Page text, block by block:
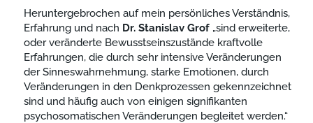
Heruntergebrochen auf mein persönliches Verständnis,
Erfahrung und nach Dr. Stanislav Grof„sind erweiterte,
oder veränderte Bewusstseinszustände kraftvolle
Erfahrungen, die durch sehr intensive Veränderungen
der Sinneswahrnehmung, starke Emotionen, durch
Veränderungen in den Denkprozessen gekennzeichnet
sind und häufig auch von einigen signifikanten
psychosomatischen Veränderungen begleitet werden.“